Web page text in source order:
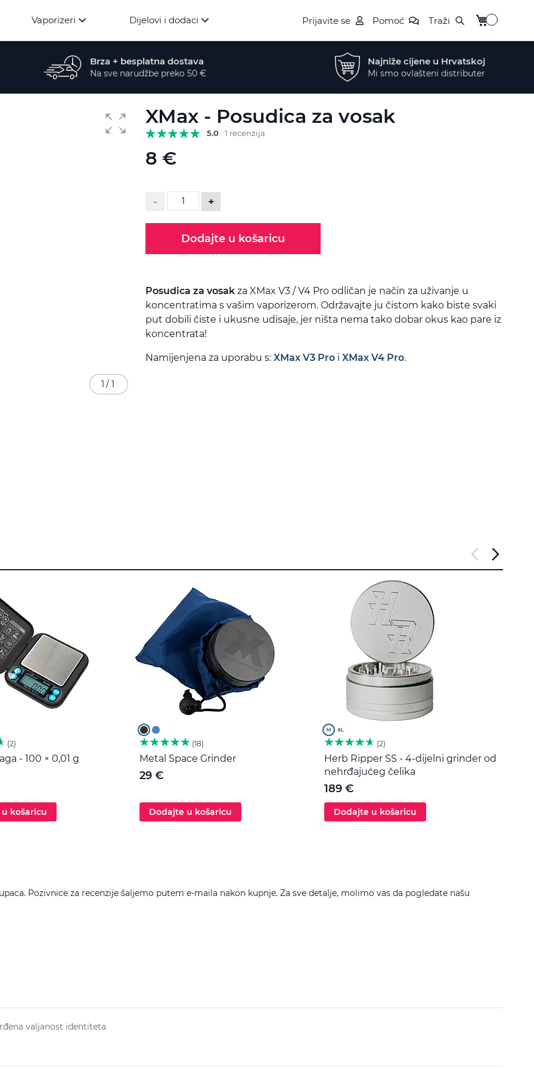
Vaporizeri Dijelovi i dodaci Prijavite se Pomoć Traži My Cart
Brza + besplatna dostava
Na sve narudžbe preko 50 €
Najniže cijene u Hrvatskoj
Mi smo ovlašteni distributer
XMax - Posudica za vosak
5.0 1 recenzija
8 €
- +
Dodajte u košaricu
Posudica za vosak za XMax V3 / V4 Pro odličan je način za uživanje u
koncentratima s vašim vaporizerom. Održavajte ju čistom kako biste svaki
put dobili čiste i ukusne udisaje, jer ništa nema tako dobar okus kao pare iz
koncentrata!
Namijenjena za uporabu s: XMax V3 Pro i XMax V4 Pro.
1 / 1
2
- 100 × 0,01 g
košaricu
18
Metal Space Grinder
29 €
Dodajte u košaricu
2
Herb Ripper SS - 4-dijelni grinder od
nehrđajućeg čelika
189 €
Dodajte u košaricu
Pozivnice za recenzije šaljemo putem e-maila nakon kupnje. Za sve detalje, molimo vas da pogledate našu
valjanost identiteta